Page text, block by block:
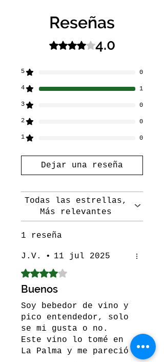
Reseñas
Obtuvo 4 de 5 estrellas.
4.0
5 0
4 1
3 0
2 0
1 0
Dejar una reseña
Todas las estrellas,
Más relevantes
1 reseña
J.V. • 11 jul 2025
Obtuvo 4 de 5 estrellas.
Buenos
Soy bebedor de vino y
pico entendedor, solo
se mi gusta o no.
Este vino lo tomé en
La Palma y me pareció